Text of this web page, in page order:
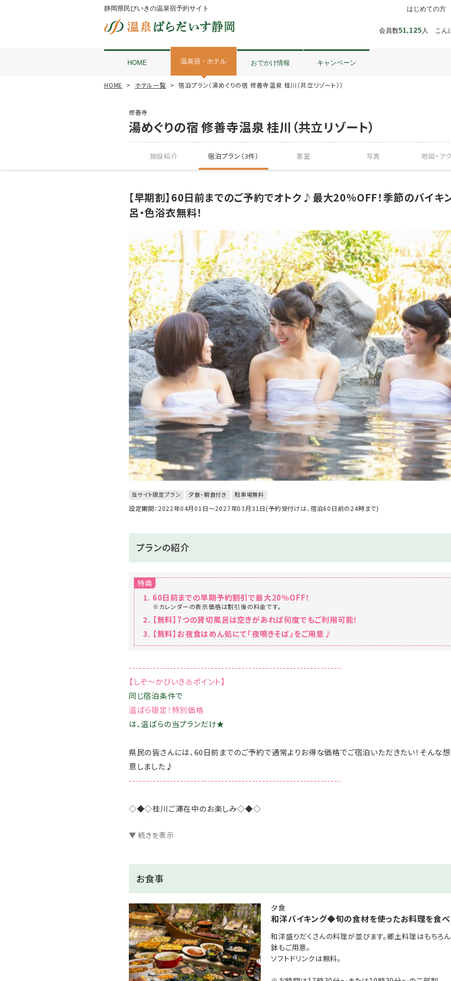
静岡県民びいきの温泉宿予約サイト
会員数51,125 人 こん
はじめての方
HOME 温泉宿・ホテル おでかけ情報 キャンペーン
HOME ホテル一覧 宿泊プラン（湯めぐりの宿 修善寺温泉 桂川（共立リゾート））
修善寺
湯めぐりの宿 修善寺温泉 桂川（共立リゾート）
施設紹介 宿泊プラン（3件） 客室 写真 地図・ ア
【早期割】60日前までのご予約でオトク♪最大20%OFF！季節のバイキ
呂・色浴衣無料！
当サイト限定プラン 夕食・朝食付き 駐車場無料
設定期間：2022年04月01日～2027年03月31日(予約受付けは、宿泊60日前の24時まで)
プランの紹介
特典
60日前までの早期予約割引で最大20％OFF！
※カレンダーの表示価格は割引後の料金です。
【無料】7つの貸切風呂は空きがあれば何度でもご利用可能！
【無料】お夜食はめん処にて「夜鳴きそば」をご用意♪
--------------------------------------------------------------
【しぞ～かびいき♨ポイント】
同じ宿泊条件で
温ぱら限定！特別価格
は、温ぱらの当プランだけ★
県民の皆さんには、60日前までのご予約で通常よりお得な価格でご宿泊いただきたい！そんな
意しました♪
--------------------------------------------------------------
◇◆◇桂川ご滞在中のお楽しみ◇◆◇
【無料】選べる色浴衣をご用意
【無料】全室に加湿空気清浄機を設置
【無料】夕食はソフトドリンク飲み放題！
【無料】卓球コーナー
【無料】マンガや小説が充実のブックコーナー
【無料】お子様が遊べるキッズコーナー
【無料】マッサージチェア
【無料】お夜食はめん処にて「夜鳴きそば」をご用意♪
【さらに】館内にコンビニ併設！
▼ 続きを表示
お食事
夕食
和洋バイキング◆旬の食材を使ったお料理を食
和洋盛りだくさんの料理が並びます。郷土料理はもちろ
鉢もご用意。
ソフトドリンクは無料。